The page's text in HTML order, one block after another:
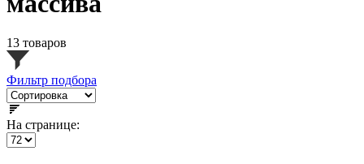
13 товаров
Фильтр подбора
На странице: